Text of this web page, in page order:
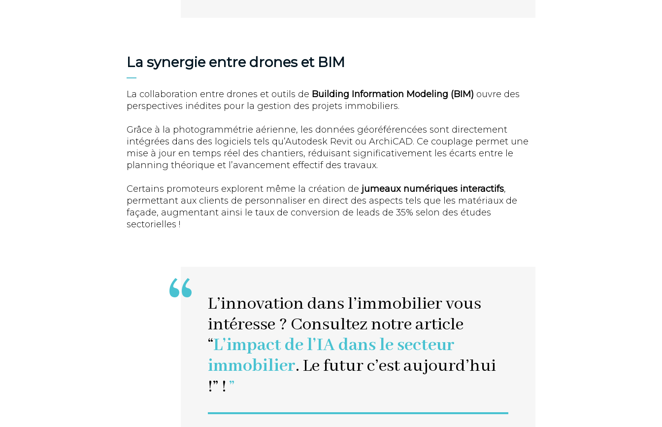
La synergie entre drones et BIM
La collaboration entre drones et outils de Building Information Modeling (BIM) ouvre des
perspectives inédites pour la gestion des projets immobiliers.
Grâce à la photogrammétrie aérienne, les données géoréférencées sont directement
intégrées dans des logiciels tels qu’Autodesk Revit ou ArchiCAD. Ce couplage permet une
mise à jour en temps réel des chantiers, réduisant significativement les écarts entre le
planning théorique et l’avancement effectif des travaux.
Certains promoteurs explorent même la création de jumeaux numériques interactifs,
permettant aux clients de personnaliser en direct des aspects tels que les matériaux de
façade, augmentant ainsi le taux de conversion de leads de 35% selon des études
sectorielles !
L’innovation dans l’immobilier vous
intéresse ? Consultez notre article
“L’impact de l’IA dans le secteur
immobilier. Le futur c’est aujourd’hui
!” !